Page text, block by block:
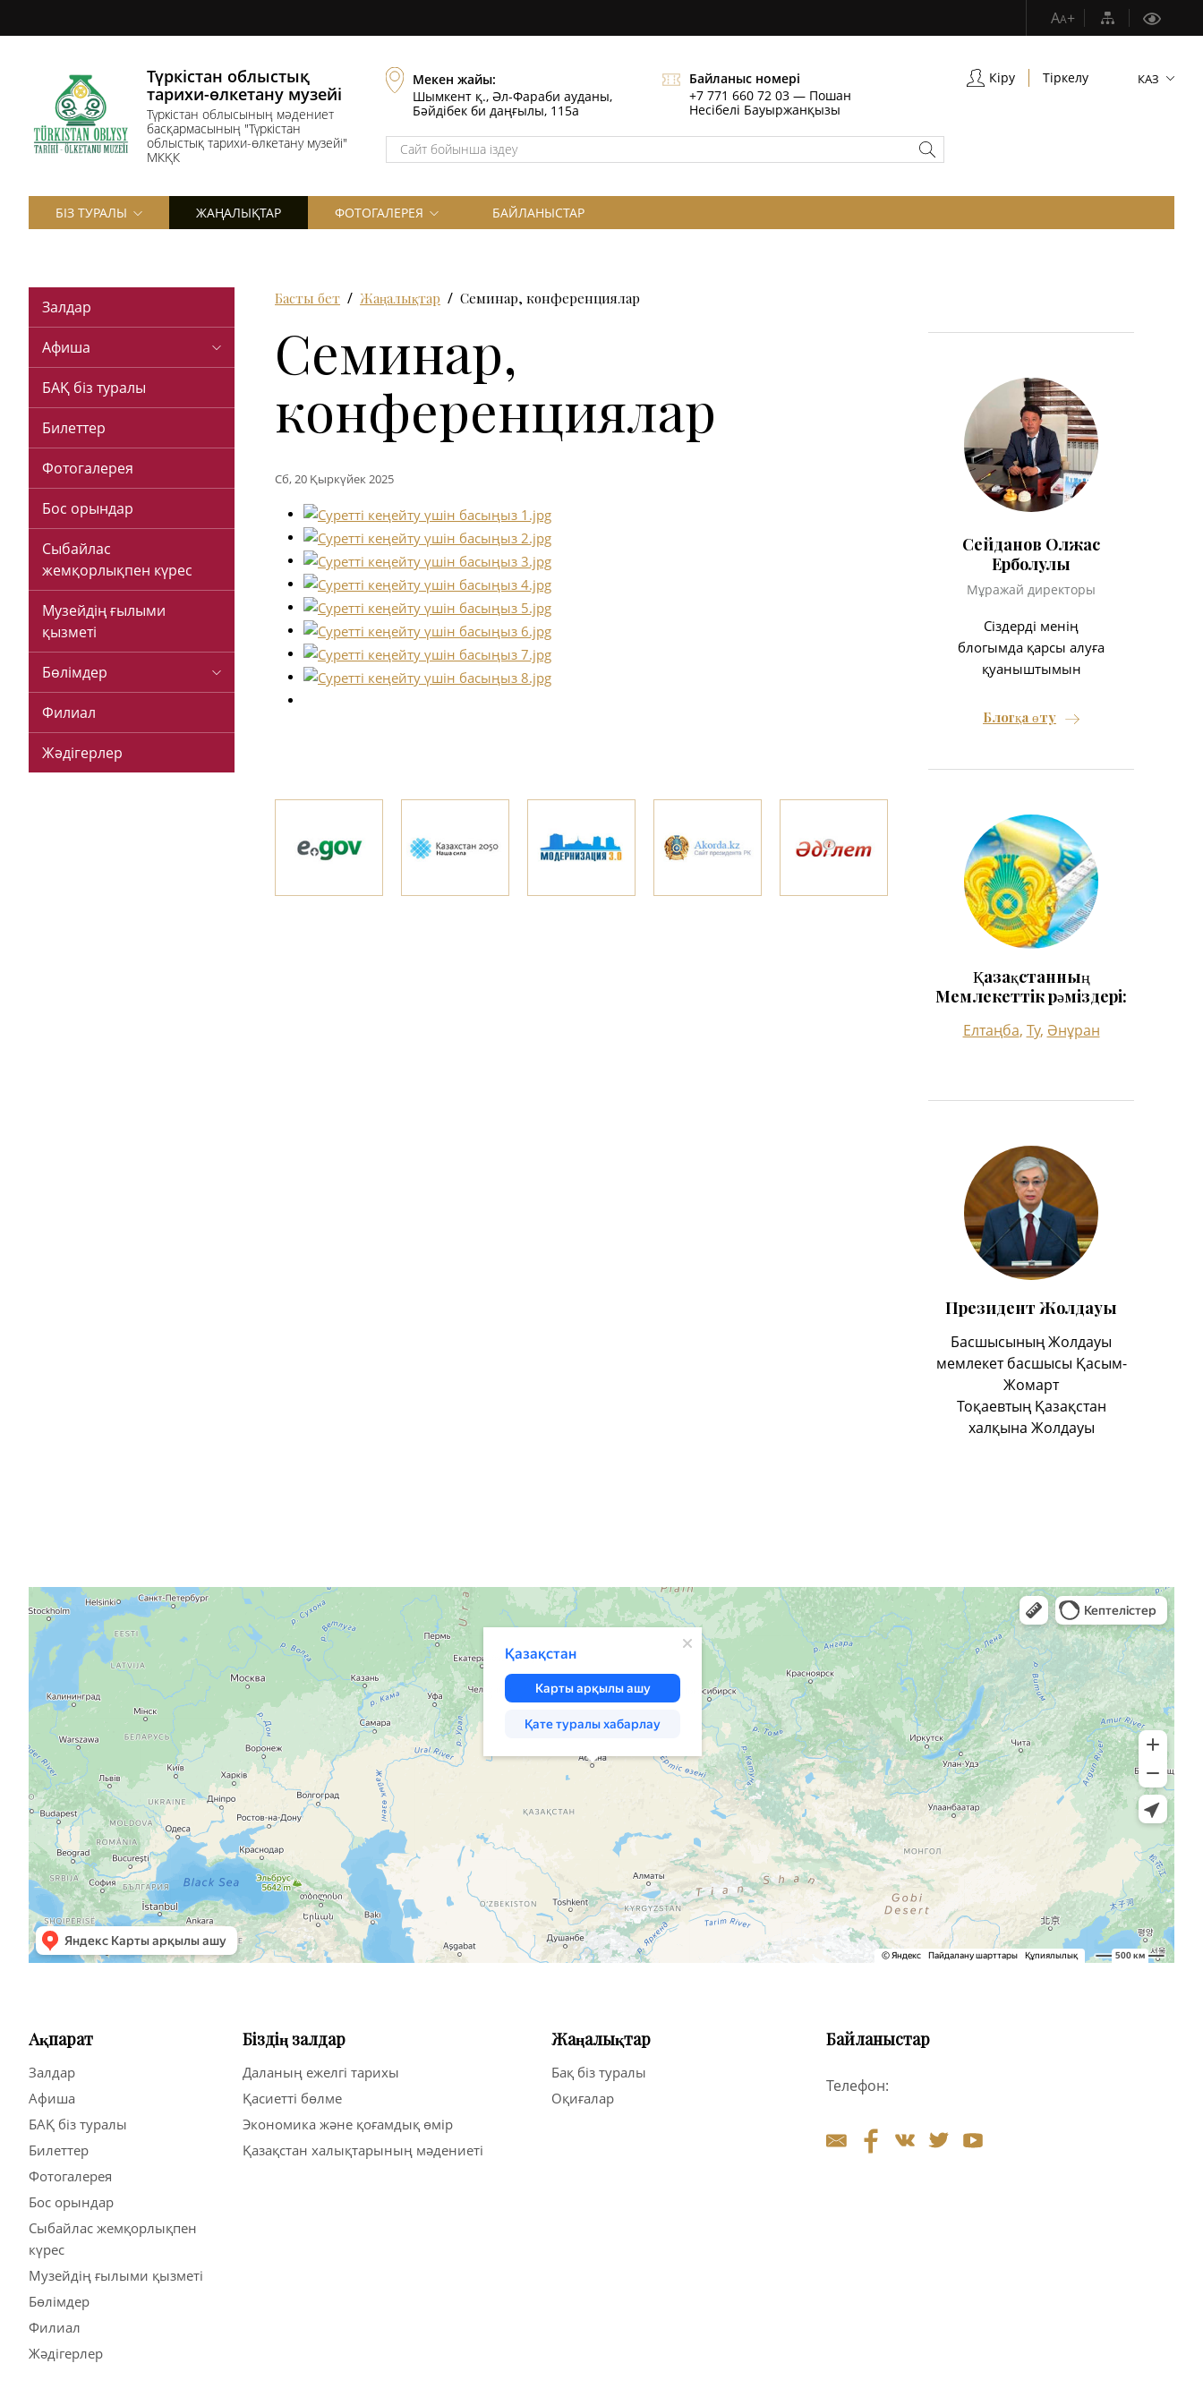
AA+
Түркістан облыстық
тарихи-өлкетану музейі
Түркістан облысының мәдениет
басқармасының "Түркістан
облыстық тарихи-өлкетану музейі"
МКҚК
Мекен жайы:
Шымкент қ., Әл-Фараби ауданы,
Бәйдібек би даңғылы, 115а
Байланыс номері
+7 771 660 72 03 — Пошан
Несібелі Бауыржанқызы
Кіру Тіркелу КАЗ
БІЗ ТУРАЛЫ ЖАҢАЛЫҚТАР ФОТОГАЛЕРЕЯ БАЙЛАНЫСТАР
Залдар
Афиша
БАҚ біз туралы
Билеттер
Фотогалерея
Бос орындар
Сыбайлас
жемқорлықпен күрес
Музейдің ғылыми
қызметі
Бөлімдер
Филиал
Жәдігерлер
Басты бет Жаңалықтар Семинар, конференциялар
Семинар,
конференциялар
Сб, 20 Қыркүйек 2025
Сейданов Олжас
Ерболулы
Мұражай директоры
Сіздерді менің
блогымда қарсы алуға
қуаныштымын
Блогқа өту
Қазақстанның
Мемлекеттік рәміздері:
Елтаңба, Ту, Әнұран
Президент Жолдауы
Басшысының Жолдауы
мемлекет басшысы Қасым-
Жомарт
Тоқаевтың Қазақстан
халқына Жолдауы
Ақпарат
Залдар
Афиша
БАҚ біз туралы
Билеттер
Фотогалерея
Бос орындар
Сыбайлас жемқорлықпен
күрес
Музейдің ғылыми қызметі
Бөлімдер
Филиал
Жәдігерлер
Біздің залдар
Даланың ежелгі тарихы
Қасиетті бөлме
Экономика және қоғамдық өмір
Қазақстан халықтарының мәдениеті
Жаңалықтар
Бақ біз туралы
Оқиғалар
Байланыстар
Телефон: